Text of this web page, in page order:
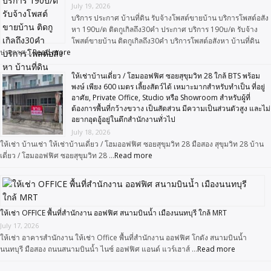
July 19, 2026
บริการ ประกาศ บ้านที่ดิน รับจ้างโพสต์ขายบ้าน บริการโพสต์อสัง
หา 190บ/ด ติดกูเกิลถึง30คำ ประกาศ บริการ 190บ/ด รับจ้าง
โพสต์ขายบ้าน ติดกูเกิลถึง30คำ บริการโพสต์อสังหา บ้านที่ดิน
ประกาศ …Read more
ให้เช่าบ้านเดี่ยว / โฮมออฟฟิศ ซอยสุขุมวิท 28 ใกล้ BTS พร้อม
พงษ์ เพียง 600 เมตร เลี้ยงสัตว์ได้ เหมาะมากสำหรับทำเป็น ที่อยู่
อาศัย, Private Office, Studio หรือ Showroom สำหรับผู้ที่
ต้องการพื้นที่กว้างขวาง เป็นสัดส่วน มีความเป็นส่วนตัวสูง และไม่
อยากอุดอู้อยู่ในตึกสำนักงานทั่วไป
July 18, 2026
ให้เช่า บ้านเช่า ให้เช่าบ้านเดี่ยว / โฮมออฟฟิศ ซอยสุขุมวิท 28 มือสอง สุขุมวิท 28 บ้าน
เดี่ยว / โฮมออฟฟิศ ซอยสุขุมวิท 28 …Read more
ให้เช่า OFFICE พื้นที่สำนักงาน ออฟฟิศ สนามบินน้ำ เมืองนนทบุรี ใกล้ MRT
July 17, 2026
ให้เช่า อาคารสำนักงาน ให้เช่า Office พื้นที่สำนักงาน ออฟฟิศ โกดัง สนามบินน้ำ
นนทบุรี มือสอง ถนนสนามบินน้ำ ไนซ์ ออฟฟิศ แอนด์ แวร์เฮาส์ …Read more